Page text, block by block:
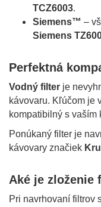
TCZ6003.
Siemens™ –
Siemens
Perfektná
Vodný filter je
kávovaru. Kľúčom je
kompatibilný s vaším
Ponúkaný filter je
kávovary značiek
Aké je zloženie
Pri navrhovaní filtrov